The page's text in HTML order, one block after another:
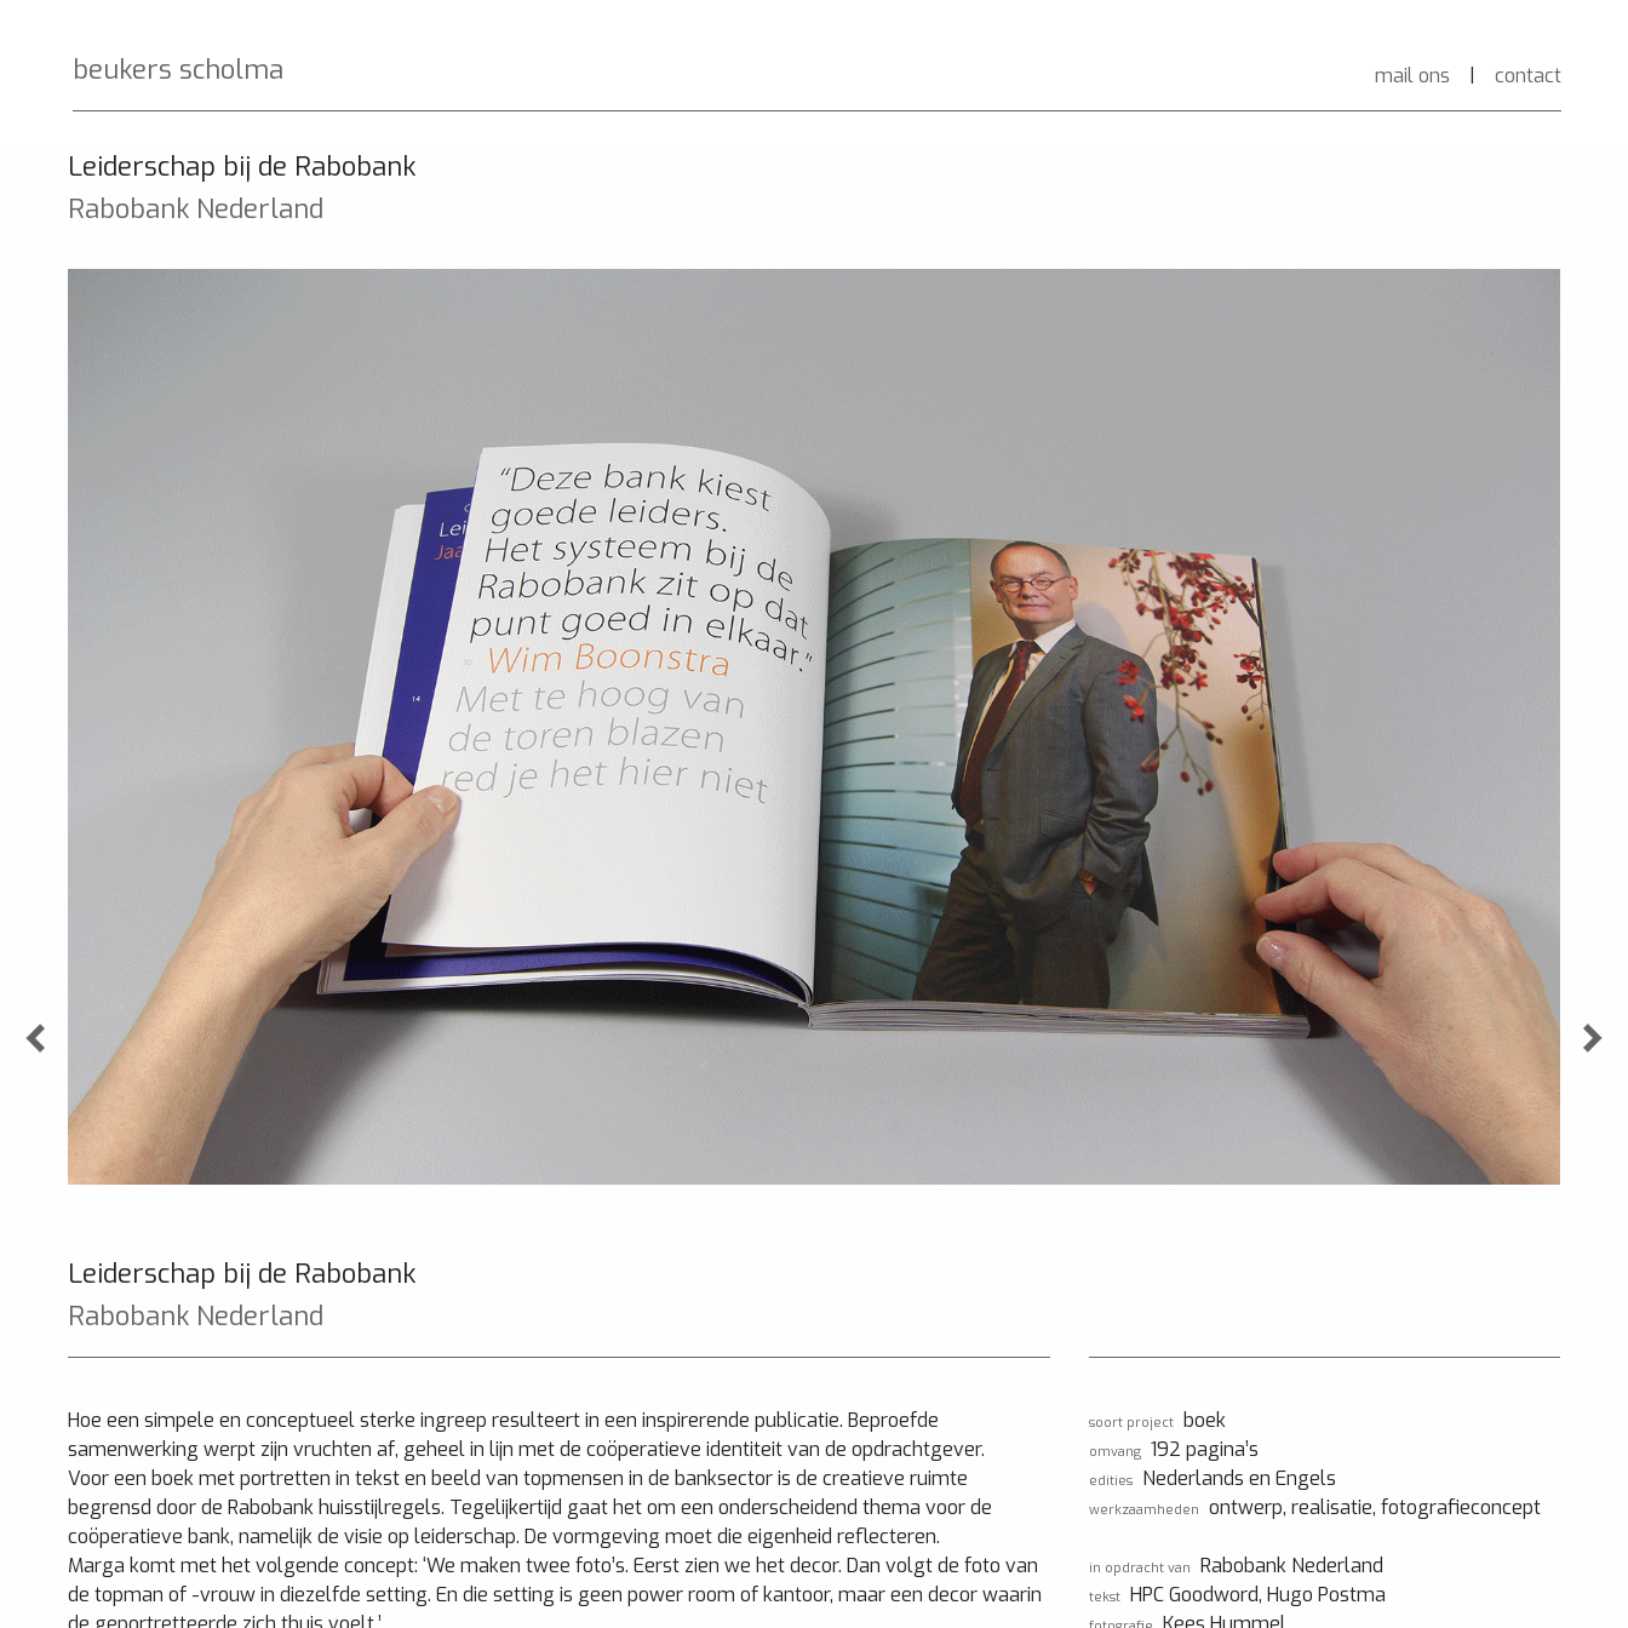
beukers scholma mail ons contact
Leiderschap bij de Rabobank
Rabobank Nederland
Leiderschap bij de Rabobank
Rabobank Nederland
Hoe een simpele en conceptueel sterke ingreep resulteert in een inspirerende publicatie. Beproefde
samenwerking werpt zijn vruchten af, geheel in lijn met de coöperatieve identiteit van de opdrachtgever.
Voor een boek met portretten in tekst en beeld van topmensen in de banksector is de creatieve ruimte
begrensd door de Rabobank huisstijlregels. Tegelijkertijd gaat het om een onderscheidend thema voor de
coöperatieve bank, namelijk de visie op leiderschap. De vormgeving moet die eigenheid reflecteren.
Marga komt met het volgende concept: ‘We maken twee foto’s. Eerst zien we het decor. Dan volgt de foto van
de topman of -vrouw in diezelfde setting. En die setting is geen power room of kantoor, maar een decor waarin
soort projectboek
omvang192 pagina’s
editiesNederlands en Engels
werkzaamheden ontwerp, realisatie, fotografieconcept
in opdracht van Rabobank Nederland
tekstHPC Goodword, Hugo Postma